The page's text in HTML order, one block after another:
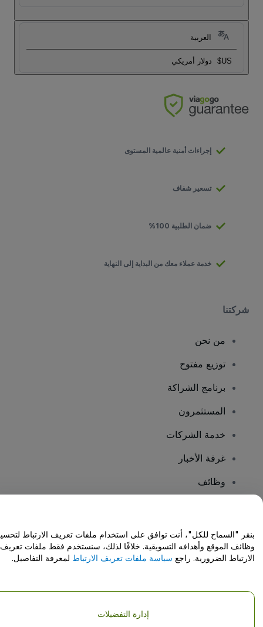
العربية
US$ دولار أمريكي
إجراءات أمنية عالمية المستوى
تسعير شفاف
ضمان الطلبية 100%
خدمة عملاء معك من البداية إلى النهاية
شركتنا
من نحن
توزيع مفتوح
برنامج الشراكة
المستثمرون
خدمة الشركات
غرفة الأخبار
وظائف
مركز المساعدة / اتصل بنا
حقوق النشر © شركة فياجوجو المحدودة 2026
تفاصيل الشركة
بنقر "السماح للكل"، أنت توافق على استخدام ملفات تعريف الارتباط
وظائف الموقع وأهدافه التسويقية. خلافًا لذلك، سنستخدم فقط ملفات تعريف
الارتباط الضرورية. راجع سياسة ملفات تعريف الارتباط لمعرفة التفاصيل.
إدارة التفضيلات